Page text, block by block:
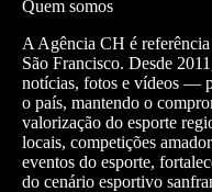
Quem somos
A Agência CH é
São Francisco. Desde
notícias, fotos e vídeos —
o país, mantendo o
valorização do esporte
locais, competições
eventos do esporte,
do cenário esportivo